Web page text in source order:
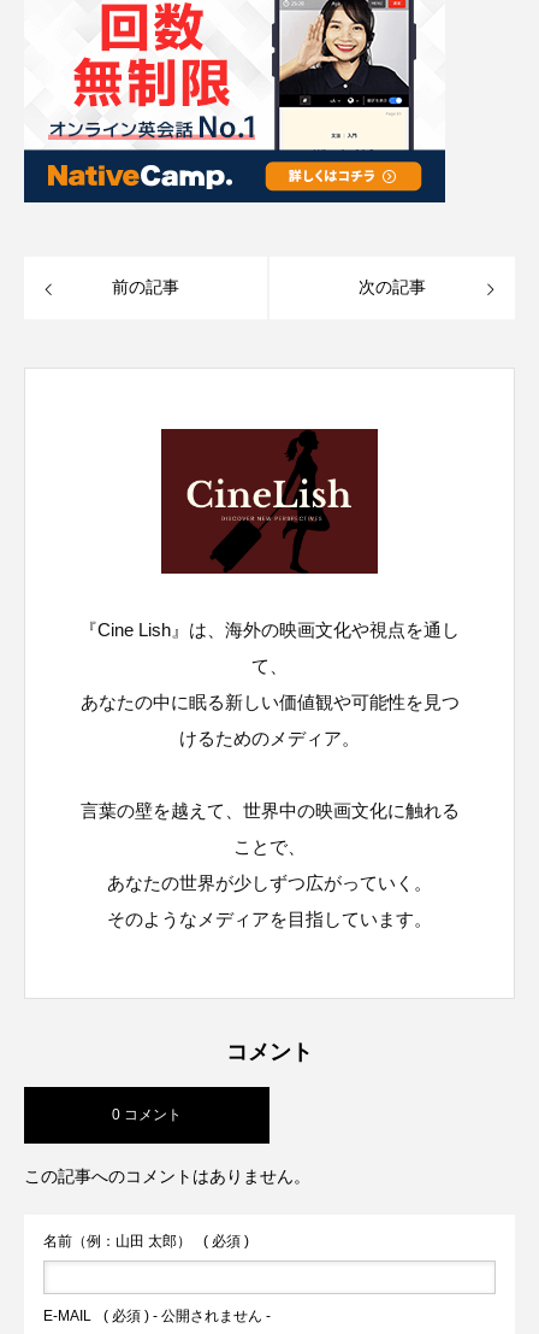
前の記事 次の記事
『Cine Lish』は、海外の映画文化や視点を通し
て、
あなたの中に眠る新しい価値観や可能性を見つ
けるためのメディア。
言葉の壁を越えて、世界中の映画文化に触れる
ことで、
あなたの世界が少しずつ広がっていく。
そのようなメディアを目指しています。
コメント
0 コメント
この記事へのコメントはありません。
名前（例：山田 太郎） ( 必須 )
E-MAIL ( 必須 ) - 公開されません -